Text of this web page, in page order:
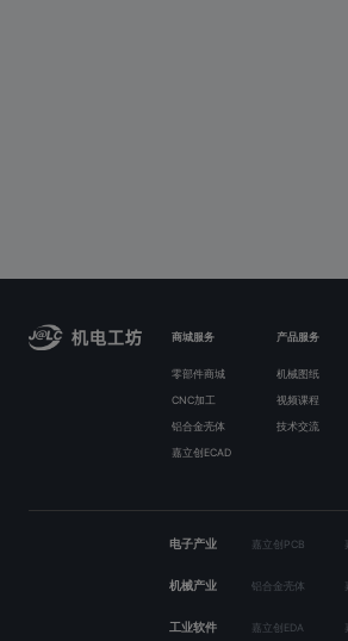
商城服务 产品服务
零部件商城 机械图纸
CNC加工 视频课程
铝合金壳体 技术交流
嘉立创ECAD
电子产业 嘉立创PCB
机械产业 铝合金壳体
工业软件 嘉立创EDA